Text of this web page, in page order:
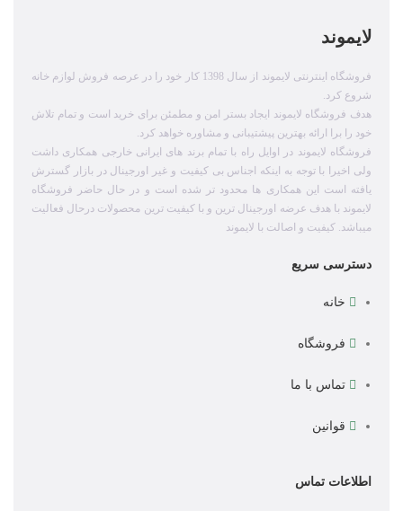
لایموند
فروشگاه اینترنتی لایموند از سال 1398 کار خود را در عرصه فروش لوازم خانه
شروع کرد.
هدف فروشگاه لایموند ایجاد بستر امن و مطمئن برای خرید است و تمام تلاش
خود را برا ارائه بهترین پیشتیبانی و مشاوره خواهد کرد.
فروشگاه لایموند در اوایل راه با تمام برند های ایرانی خارجی همکاری داشت
ولی اخیرا با توجه به اینکه اجناس بی کیفیت و غیر اورجینال در بازار گسترش
یافته است این همکاری ها محدود تر شده است و در حال حاضر فروشگاه
لایموند با هدف عرضه اورجینال ترین و با کیفیت ترین محصولات درحال فعالیت
میباشد. کیفیت و اصالت با لایموند
دسترسی سریع
خانه
فروشگاه
تماس با ما
قوانین
اطلاعات تماس